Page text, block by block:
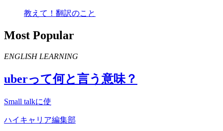
教えて！翻訳のこと
Most Popular
ENGLISH LEARNING
uberって何と言う意味？
Small talkに使
ハイキャリア編集部